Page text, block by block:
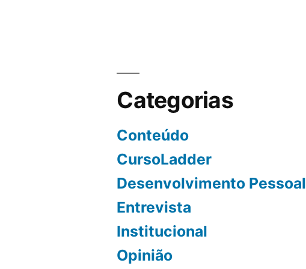
Categorias
Conteúdo
CursoLadder
Desenvolvimento Pessoal
Entrevista
Institucional
Opinião